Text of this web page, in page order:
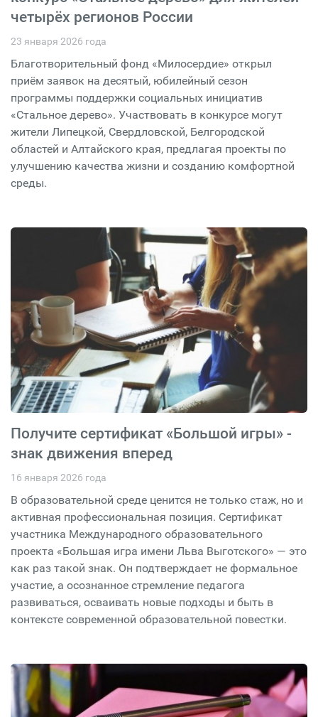
четырёх регионов России
23 января 2026 года
Благотворительный фонд «Милосердие» открыл
приём заявок на десятый, юбилейный сезон
программы поддержки социальных инициатив
«Стальное дерево». Участвовать в конкурсе могут
жители Липецкой, Свердловской, Белгородской
областей и Алтайского края, предлагая проекты по
улучшению качества жизни и созданию комфортной
среды.
Получите сертификат «Большой игры» -
знак движения вперед
16 января 2026 года
В образовательной среде ценится не только стаж, но и
активная профессиональная позиция. Сертификат
участника Международного образовательного
проекта «Большая игра имени Льва Выготского» — это
как раз такой знак. Он подтверждает не формальное
участие, а осознанное стремление педагога
развиваться, осваивать новые подходы и быть в
контексте современной образовательной повестки.